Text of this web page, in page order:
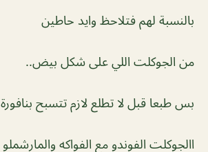
بالنسبة لهم فتلاحظ وايد حاطين
من الجوكلت اللي على شكل بيض..
بس طبعا قبل لا تطلع لازم تتسبح بنافورة
االجوكلت الفوندو مع الفواكه والمارشملو